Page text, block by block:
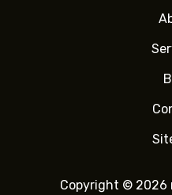
Copyright © 2026